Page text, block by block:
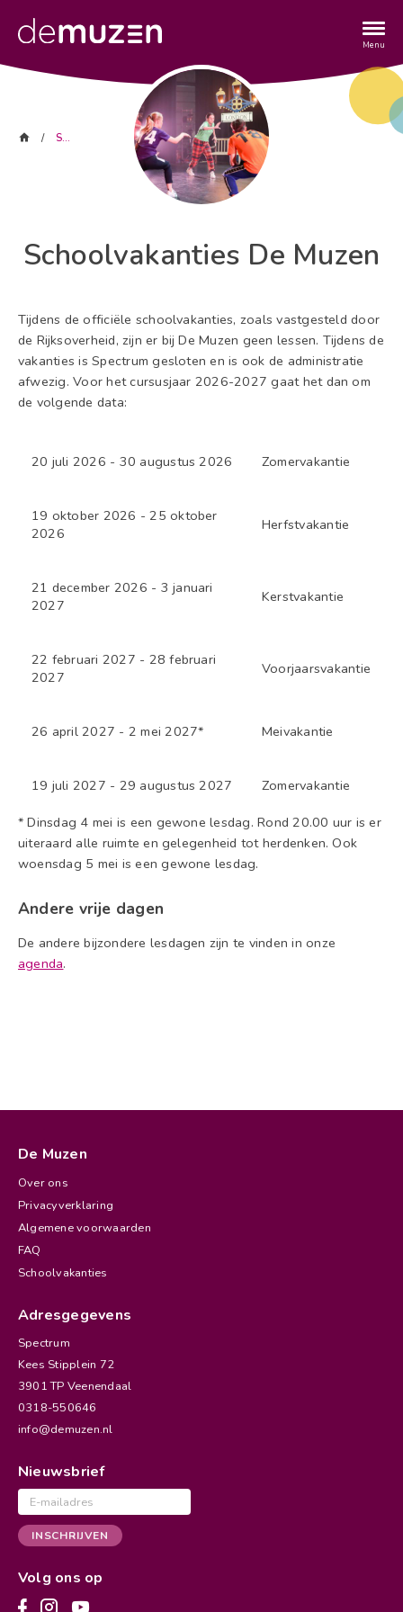
naar
de
Menu
Kruimelpad
Home
Schoolvakanties De Muzen
Schoolvakanties De Muzen
Tijdens de officiële schoolvakanties, zoals vastgesteld door
de Rijksoverheid, zijn er bij De Muzen geen lessen. Tijdens de
vakanties is Spectrum gesloten en is ook de administratie
afwezig. Voor het cursusjaar 2026-2027 gaat het dan om
de volgende data:
20 juli 2026 - 30 augustus 2026 Zomervakantie
19 oktober 2026 - 25 oktober
2026
Herfstvakantie
21 december 2026 - 3 januari
2027
Kerstvakantie
22 februari 2027 - 28 februari
2027
Voorjaarsvakantie
26 april 2027 - 2 mei 2027* Meivakantie
19 juli 2027 - 29 augustus 2027 Zomervakantie
* Dinsdag 4 mei is een gewone lesdag. Rond 20.00 uur is er
uiteraard alle ruimte en gelegenheid tot herdenken. Ook
woensdag 5 mei is een gewone lesdag.
Andere vrije dagen
De andere bijzondere lesdagen zijn te vinden in onze
agenda.
De Muzen
Over ons
Privacyverklaring
Algemene voorwaarden
FAQ
Schoolvakanties
Adresgegevens
Spectrum
Kees Stipplein 72
3901 TP Veenendaal
0318-550646
info@demuzen.nl
Nieuwsbrief
E-
mailadres
INSCHRIJVEN
Volg ons op